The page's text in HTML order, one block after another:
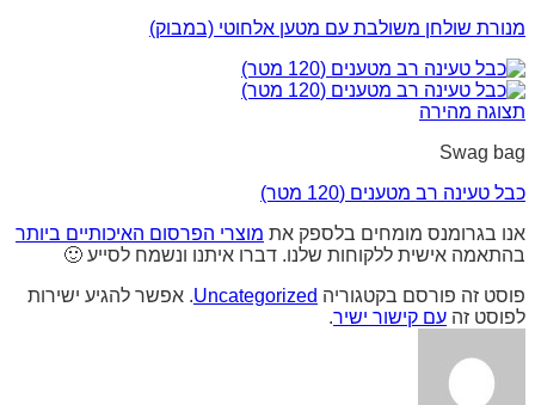
מנורת שולחן משולבת עם מטען אלחוטי (במבוק)
תצוגה מהירה
Swag bag
כבל טעינה רב מטענים (120 מטר)
אנו בגרומנס מומחים בלספק את מוצרי הפרסום האיכותיים ביותר
בהתאמה אישית ללקוחות שלנו. דברו איתנו ונשמח לסייע 🙂
פוסט זה פורסם בקטגוריה Uncategorized. אפשר להגיע ישירות
לפוסט זה עם קישור ישיר.